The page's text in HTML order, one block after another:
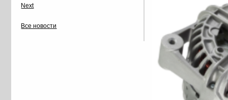
Next
Все новости